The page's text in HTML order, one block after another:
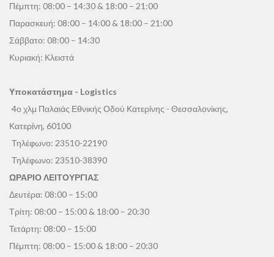
Πέμπτη: 08:00 – 14:30 & 18:00 – 21:00
Παρασκευή: 08:00 – 14:00 & 18:00 – 21:00
Σάββατο: 08:00 – 14:30
Κυριακή: Κλειστά
Υποκατάστημα - Logistics
4ο χλμ Παλαιάς Εθνικής Οδού Κατερίνης - Θεσσαλονίκης,
Κατερίνη, 60100
Τηλέφωνο: 23510-22190
Τηλέφωνο: 23510-38390
ΩΡΑΡΙΟ ΛΕΙΤΟΥΡΓΙΑΣ
Δευτέρα: 08:00 – 15:00
Τρίτη: 08:00 – 15:00 & 18:00 – 20:30
Τετάρτη: 08:00 – 15:00
Πέμπτη: 08:00 – 15:00 & 18:00 – 20:30